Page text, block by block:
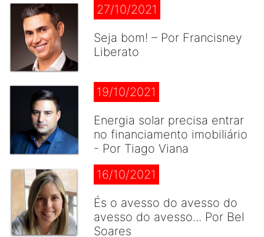
27/10/2021
Seja bom! – Por Francisney
Liberato
19/10/2021
Energia solar precisa entrar
no financiamento imobiliário
- Por Tiago Viana
16/10/2021
És o avesso do avesso do
avesso do avesso... Por Bel
Soares